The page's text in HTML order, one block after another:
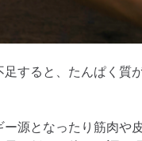
すると、たんぱく質
源となったり筋肉や